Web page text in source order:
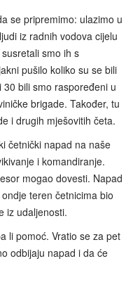
se pripremimo: ulazimo u
iz radnih vodova cijelu
smo ih s
pušilo koliko su se bili
bili smo raspoređeni u
brigade. Također, tu
i drugih mješovitih četa.
četnički napad na naše
i komandiranje.
mogao dovesti. Napad
teren četnicima bio
iz udaljenosti.
li pomoć. Vratio se za pet
odbijaju napad i da će